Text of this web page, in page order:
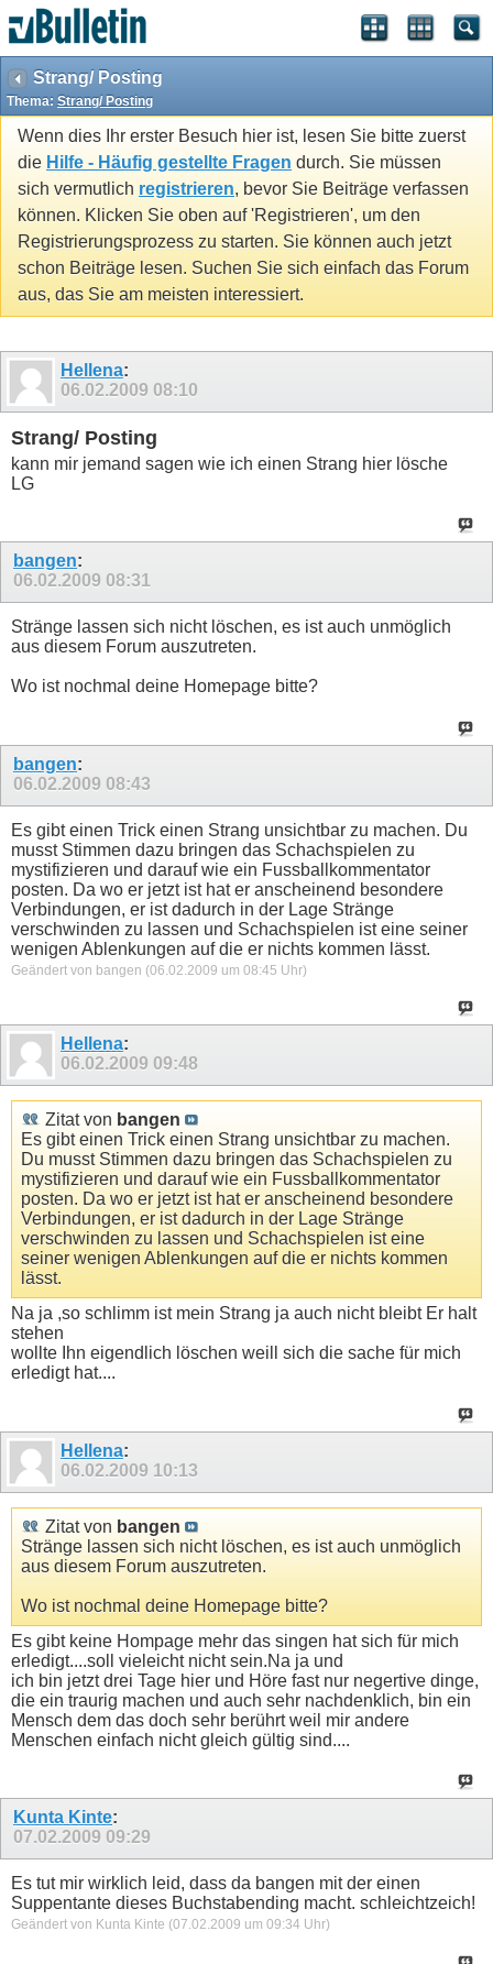
Strang/ Posting
Thema: Strang/ Posting
Wenn dies Ihr erster Besuch hier ist, lesen Sie bitte zuerst
die Hilfe - Häufig gestellte Fragen durch. Sie müssen
sich vermutlich registrieren, bevor Sie Beiträge verfassen
können. Klicken Sie oben auf 'Registrieren', um den
Registrierungsprozess zu starten. Sie können auch jetzt
schon Beiträge lesen. Suchen Sie sich einfach das Forum
aus, das Sie am meisten interessiert.
Hellena:
06.02.2009 08:10
Strang/ Posting
kann mir jemand sagen wie ich einen Strang hier lösche
LG
bangen:
06.02.2009 08:31
Stränge lassen sich nicht löschen, es ist auch unmöglich
aus diesem Forum auszutreten.
Wo ist nochmal deine Homepage bitte?
bangen:
06.02.2009 08:43
Es gibt einen Trick einen Strang unsichtbar zu machen. Du
musst Stimmen dazu bringen das Schachspielen zu
mystifizieren und darauf wie ein Fussballkommentator
posten. Da wo er jetzt ist hat er anscheinend besondere
Verbindungen, er ist dadurch in der Lage Stränge
verschwinden zu lassen und Schachspielen ist eine seiner
wenigen Ablenkungen auf die er nichts kommen lässt.
Geändert von bangen (06.02.2009 um 08:45 Uhr)
Hellena:
06.02.2009 09:48
Zitat von bangen
Es gibt einen Trick einen Strang unsichtbar zu machen.
Du musst Stimmen dazu bringen das Schachspielen zu
mystifizieren und darauf wie ein Fussballkommentator
posten. Da wo er jetzt ist hat er anscheinend besondere
Verbindungen, er ist dadurch in der Lage Stränge
verschwinden zu lassen und Schachspielen ist eine
seiner wenigen Ablenkungen auf die er nichts kommen
lässt.
Na ja ,so schlimm ist mein Strang ja auch nicht bleibt Er halt
stehen
wollte Ihn eigendlich löschen weill sich die sache für mich
erledigt hat....
Hellena:
06.02.2009 10:13
Zitat von bangen
Stränge lassen sich nicht löschen, es ist auch unmöglich
aus diesem Forum auszutreten.
Wo ist nochmal deine Homepage bitte?
Es gibt keine Hompage mehr das singen hat sich für mich
erledigt....soll vieleicht nicht sein.Na ja und
ich bin jetzt drei Tage hier und Höre fast nur negertive dinge,
die ein traurig machen und auch sehr nachdenklich, bin ein
Mensch dem das doch sehr berührt weil mir andere
Menschen einfach nicht gleich gültig sind....
Kunta Kinte:
07.02.2009 09:29
Es tut mir wirklich leid, dass da bangen mit der einen
Suppentante dieses Buchstabending macht. schleichtzeich!
Geändert von Kunta Kinte (07.02.2009 um 09:34 Uhr)